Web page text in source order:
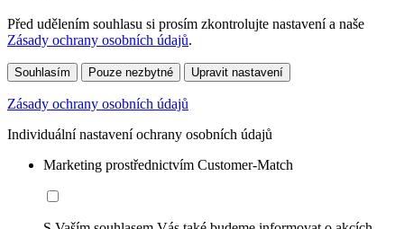
Před udělením souhlasu si prosím zkontrolujte nastavení a naše
Zásady ochrany osobních údajů.
Souhlasím Pouze nezbytné Upravit nastavení
Zásady ochrany osobních údajů
Individuální nastavení ochrany osobních údajů
Marketing prostřednictvím Customer-Match